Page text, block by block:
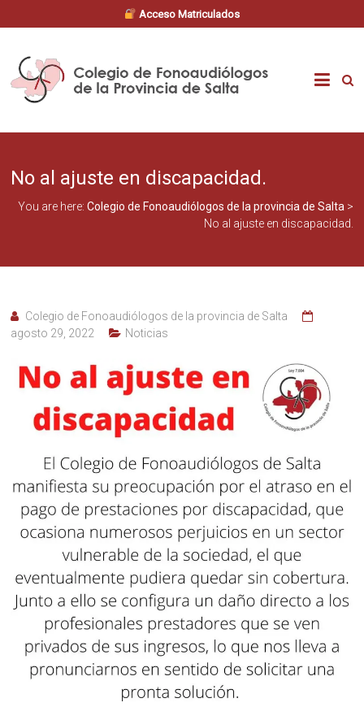
Acceso Matriculados
content
Colegio
de
de
provincia
Salta
colegio
fono
No al ajuste en discapacidad.
You are here: Colegio de Fonoaudiólogos de la provincia de Salta>
No al ajuste en discapacidad.
Colegio de Fonoaudiólogos de la provincia de Salta
agosto 29, 2022
Noticias